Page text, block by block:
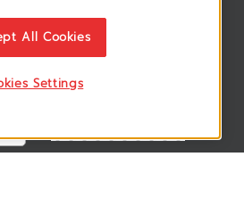
มชั่น, สินค้าราคาพิเศษ ได้ก่อนใคร
All Cookies
Settings